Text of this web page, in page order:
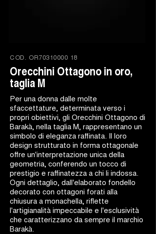
COD. OR70310000 18
Orecchini Ottagono in oro,
taglia M
Per una donna dalle molte
sfaccettature, determinata verso i
propri obiettivi, gli Orecchini Ottagono di
Barakà, nella taglia M, rappresentano un
simbolo di eleganza raffinata. Il loro
design strutturato in forma ottagonale
offre un'interpretazione unica della
geometria, conferendo un tocco di
prestigio e raffinatezza a chi li indossa.
Ogni dettaglio, dall'elaborato fondello
decorato con ottagoni forati alla
chiusura a monachella, riflette
l'artigianalità impeccabile e l'esclusività
che caratterizzano da sempre il marchio
Barakà.